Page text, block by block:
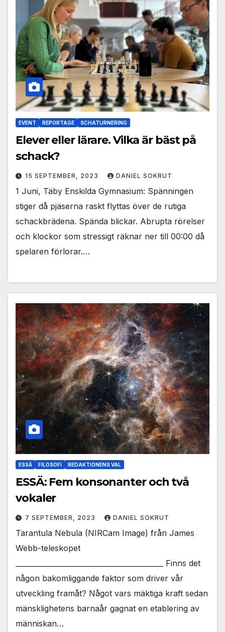
EVENT REPORTAGE SCHATURNERING
Elever eller lärare. Vilka är bäst på
schack?
15 SEPTEMBER, 2023 DANIEL SOKRUT
1 Juni, Täby Enskilda Gymnasium: Spänningen
stiger då pjäserna raskt flyttas över de rutiga
schackbrädena. Spända blickar. Abrupta rörelser
och klockor som stressigt räknar ner till 00:00 då
spelaren förlorar.…
ESSÄ FILOSOFI REDAKTIONENS VAL
ESSÄ: Fem konsonanter och två
vokaler
7 SEPTEMBER, 2023 DANIEL SOKRUT
Tarantula Nebula (NIRCam Image) från James
Webb-teleskopet
__________________________________________ Finns det
någon bakomliggande faktor som driver vår
utveckling framåt? Något vars mäktiga kraft sedan
mänsklighetens barnaår gagnat en etablering av
människan…